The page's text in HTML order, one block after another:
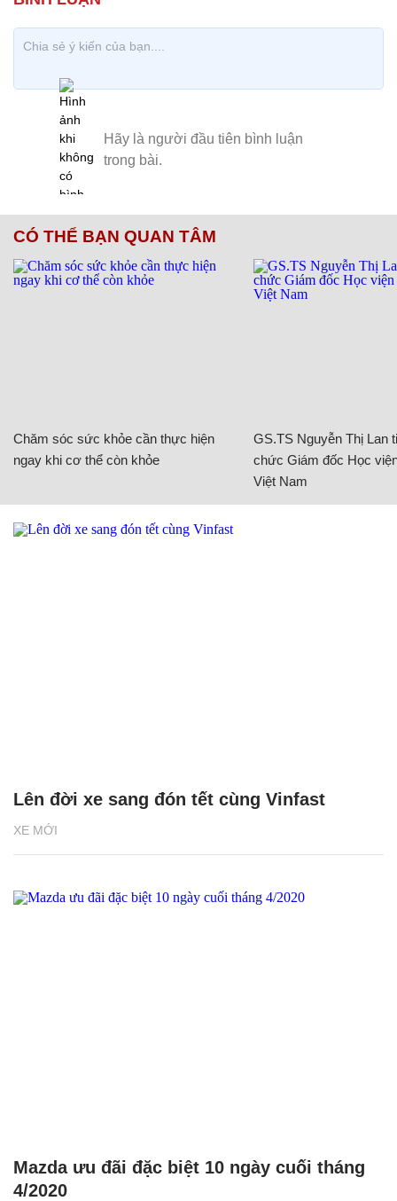
CÓ THỂ BẠN QUAN TÂM
Chăm sóc sức khỏe cần thực hiện
ngay khi cơ thể còn khỏe
GS.TS Nguyễn Thị Lan
chức Giám đốc Học
Việt Nam
XE MỚI
Lên đời xe sang đón tết cùng Vinfast
Mazda ưu đãi đặc biệt 10 ngày cuối tháng
4/2020